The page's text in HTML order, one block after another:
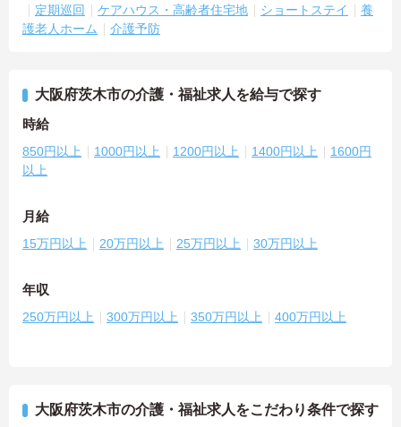
定期巡回
ケアハウス・高齢者住宅地 ショートステイ
養
護老人ホーム
介護予防
大阪府茨木市の介護・福祉求人を給与で探す
時給
850円以上 1000円以上 1200円以上 1400円以上
1600円
以上
月給
15万円以上 20万円以上 25万円以上 30万円以上
年収
250万円以上 300万円以上 350万円以上 400万円以上
大阪府茨木市の介護・福祉求人をこだわり条件で探す